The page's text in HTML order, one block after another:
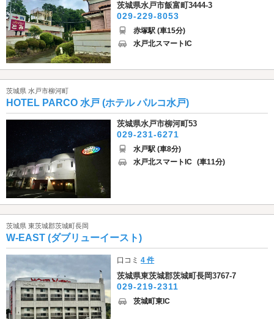
茨城県水戸市飯富町3444-3
029-229-8053
赤塚駅 (車15分)
水戸北スマートIC
茨城県 水戸市柳河町
HOTEL PARCO 水戸 (ホテル パルコ水戸)
茨城県水戸市柳河町53
029-231-6271
水戸駅 (車8分)
水戸北スマートIC (車11分)
茨城県 東茨城郡茨城町長岡
W-EAST (ダブリューイースト)
口コミ4 件
茨城県東茨城郡茨城町長岡3767-7
029-219-2311
茨城町東IC